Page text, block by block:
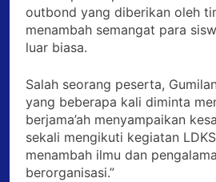
outbond yang diberikan oleh
menambah semangat para
luar biasa.
Salah seorang peserta,
yang beberapa kali diminta
berjama’ah menyampaikan
sekali mengikuti kegiatan
menambah ilmu dan
berorganisasi.”